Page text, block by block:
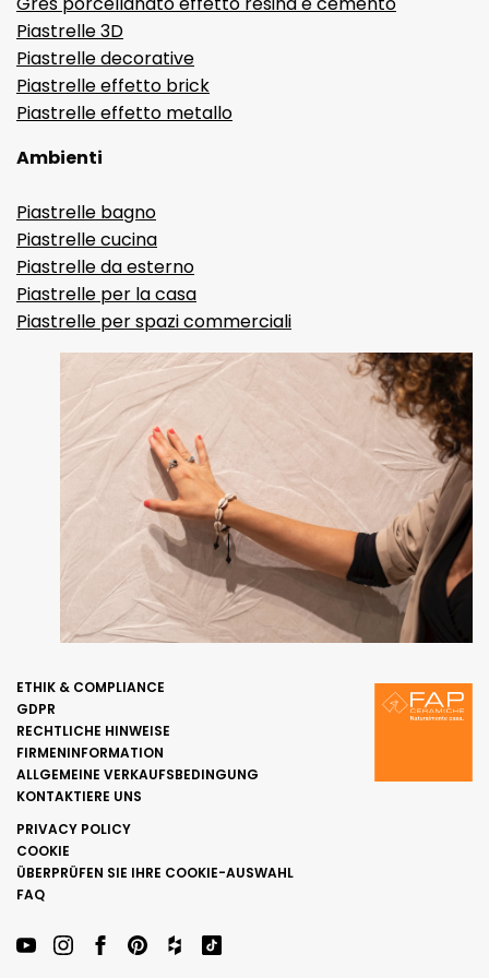
Piastrelle 3D
Piastrelle decorative
Piastrelle effetto brick
Piastrelle effetto metallo
Ambienti
Piastrelle bagno
Piastrelle cucina
Piastrelle da esterno
Piastrelle per la casa
Piastrelle per spazi commerciali
ETHIK & COMPLIANCE
GDPR
RECHTLICHE HINWEISE
FIRMENINFORMATION
ALLGEMEINE VERKAUFSBEDINGUNG
KONTAKTIERE UNS
PRIVACY POLICY
COOKIE
ÜBERPRÜFEN SIE IHRE COOKIE-AUSWAHL
FAQ